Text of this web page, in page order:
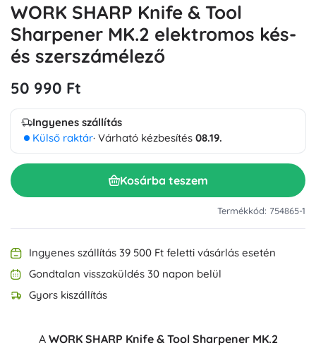
WORK SHARP Knife & Tool
Sharpener MK.2 elektromos kés-
és szerszámélező
50 990 Ft
Ingyenes szállítás
Külső raktár· Várható kézbesítés 08.19.
Kosárba teszem
Termékkód: 754865-1
Ingyenes szállítás 39 500 Ft feletti vásárlás esetén
Gondtalan visszaküldés 30 napon belül
Gyors kiszállítás
A WORK SHARP Knife & Tool Sharpener MK.2